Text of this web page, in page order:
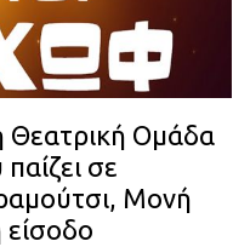
Ομάδα
σε
Μονή
είσοδο